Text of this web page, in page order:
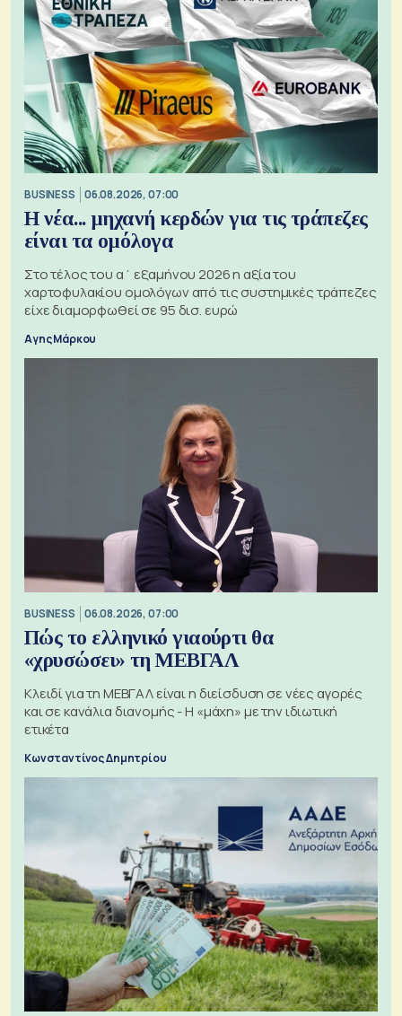
BUSINESS 06.08.2026, 07:00
Η νέα... μηχανή κερδών για τις τράπεζες
είναι τα ομόλογα
Στο τέλος του α΄ εξαμήνου 2026 η αξία του
χαρτοφυλακίου ομολόγων από τις συστημικές τράπεζες
είχε διαμορφωθεί σε 95 δισ. ευρώ
Αγης Μάρκου
BUSINESS 06.08.2026, 07:00
Πώς το ελληνικό γιαούρτι θα
«χρυσώσει» τη ΜΕΒΓΑΛ
Κλειδί για τη ΜΕΒΓΑΛ είναι η διείσδυση σε νέες αγορές
και σε κανάλια διανομής - Η «μάχη» με την ιδιωτική
ετικέτα
Κωνσταντίνος Δημητρίου